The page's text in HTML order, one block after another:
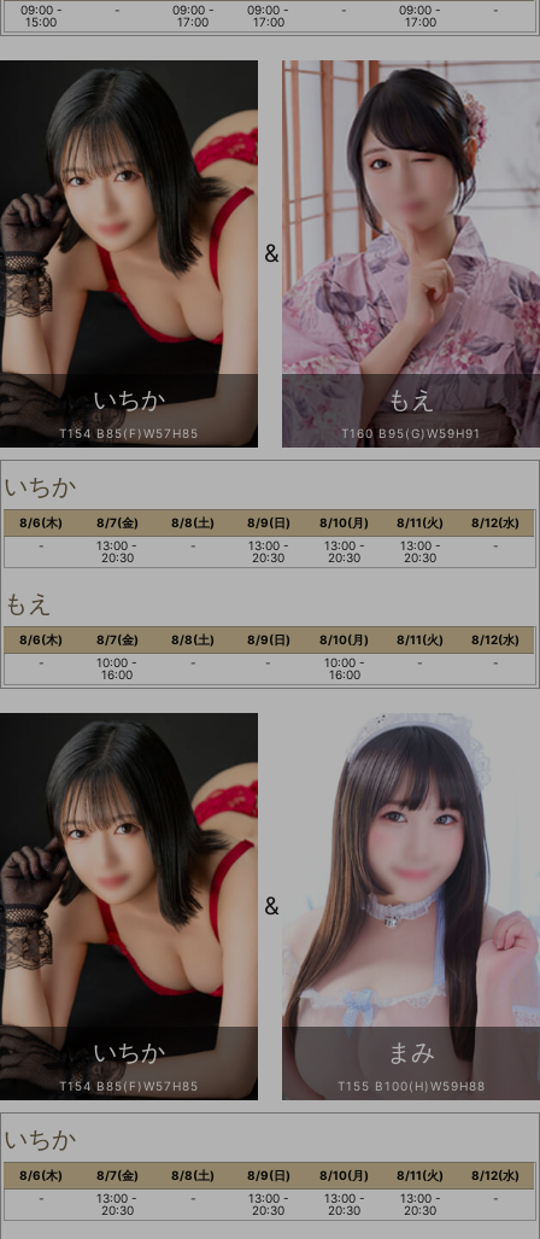
09:00 -
15:00
-
09:00 -
17:00
09:00 -
17:00
-
09:00 -
17:00
-
いちか
T154 B85(F)W57H85
&
もえ
T160 B95(G)W59H91
いちか
8/6(木)
-
8/7(金)
13:00 -
20:30
8/8(土)
-
8/9(日)
13:00 -
20:30
8/10(月)
13:00 -
20:30
8/11(火)
13:00 -
20:30
8/12(水)
-
もえ
8/6(木)
-
8/7(金)
10:00 -
16:00
8/8(土)
-
8/9(日)
-
8/10(月)
10:00 -
16:00
8/11(火)
-
8/12(水)
-
いちか
T154 B85(F)W57H85
&
まみ
T155 B100(H)W59H88
いちか
8/6(木)
-
8/7(金)
13:00 -
20:30
8/8(土)
-
8/9(日)
13:00 -
20:30
8/10(月)
13:00 -
20:30
8/11(火)
13:00 -
20:30
8/12(水)
-